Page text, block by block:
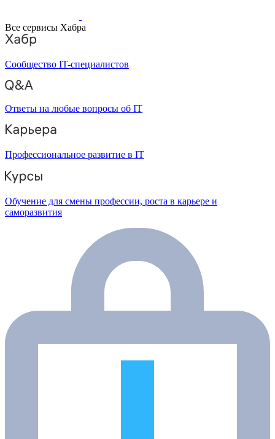
Все сервисы Хабра
Сообщество IT-специалистов
Ответы на любые вопросы об IT
Профессиональное развитие в IT
Обучение для смены профессии, роста в карьере и
саморазвития